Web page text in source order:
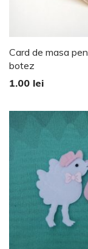
Card de masa
botez
1.00 lei